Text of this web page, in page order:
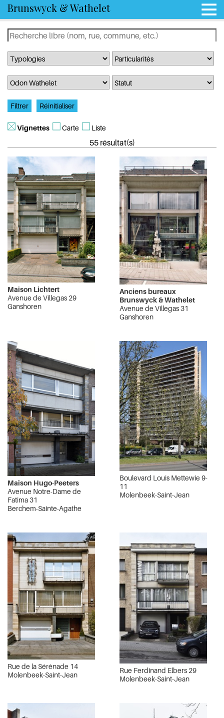
Brunswyck & Wathelet
Vignettes Carte Liste
55 résultat(s)
Maison Lichtert
Avenue de Villegas 29
Ganshoren
Anciens bureaux
Brunswyck & Wathelet
Avenue de Villegas 31
Ganshoren
Maison Hugo-Peeters
Avenue Notre-Dame de
Fatima 31
Berchem-Sainte-Agathe
Boulevard Louis Mettewie 9-
11
Molenbeek-Saint-Jean
Rue de la Sérénade 14
Molenbeek-Saint-Jean
Rue Ferdinand Elbers 29
Molenbeek-Saint-Jean